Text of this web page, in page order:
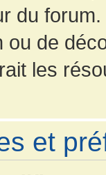
du
ou de
les
et